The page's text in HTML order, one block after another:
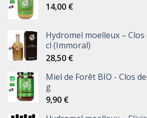
14,00 €
Hydromel moelleux –
cl (Immoral)
28,50 €
Miel de Forêt BIO - Clos
g
9,90 €